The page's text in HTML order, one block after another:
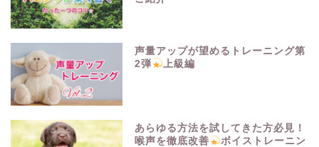
声量アップが望めるトレーニング第
2弾
上級編
あらゆる方法を試してきた方必見！
喉声を徹底改善
ボイストレーニン